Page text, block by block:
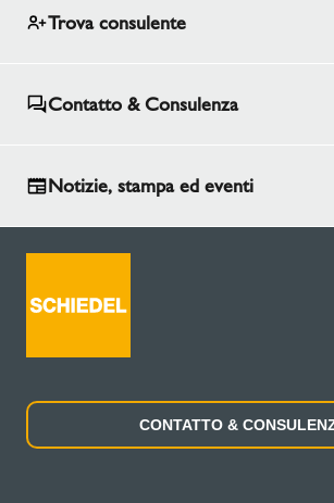
Trova consulente
Contatto & Consulenza
Notizie, stampa ed eventi
CONTATTO &